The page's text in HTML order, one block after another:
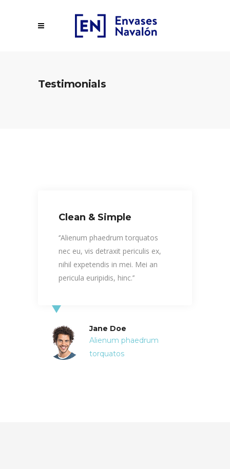
Testimonials
Clean & Simple
‘’Alienum phaedrum torquatos
nec eu, vis detraxit periculis ex,
nihil expetendis in mei. Mei an
pericula euripidis, hinc.’’
Jane Doe
Alienum phaedrum
torquatos